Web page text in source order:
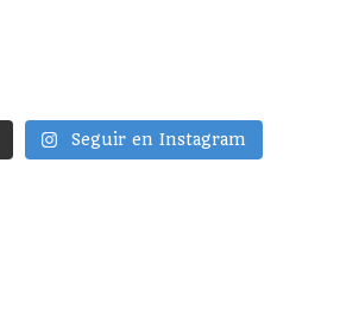
Seguir en Instagram